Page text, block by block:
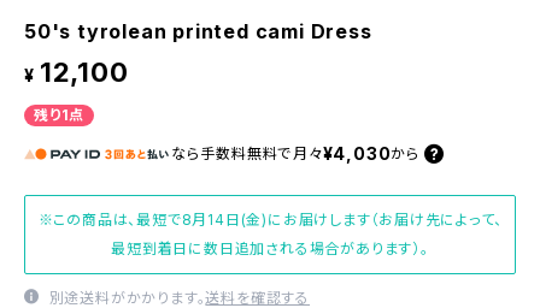
50's tyrolean printed cami Dress
¥ 12,100
残り1点
なら 手数料無料で 月々¥4,030から
※この商品は、最短で8月14日(金)にお届けします（お届け先によって、
最短到着日に数日追加される場合があります）。
別途送料がかかります。送料を確認する